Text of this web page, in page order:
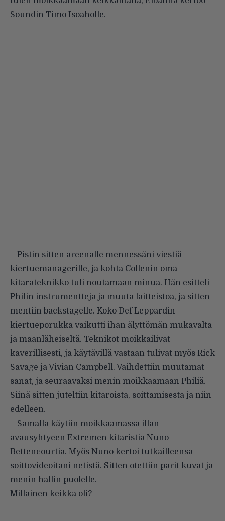
Soundin Timo Isoaholle.
– Pistin sitten areenalle mennessäni viestiä
kiertuemanagerille, ja kohta Collenin oma
kitarateknikko tuli noutamaan minua. Hän esitteli
Philin instrumentteja ja muuta laitteistoa, ja sitten
mentiin backstagelle. Koko Def Leppardin
kiertueporukka vaikutti ihan älyttömän mukavalta
ja maanläheiseltä. Teknikot moikkailivat
kaverillisesti, ja käytävillä vastaan tulivat myös Rick
Savage ja Vivian Campbell. Vaihdettiin muutamat
sanat, ja seuraavaksi menin moikkaamaan Philiä.
Siinä sitten juteltiin kitaroista, soittamisesta ja niin
edelleen.
– Samalla käytiin moikkaamassa illan
avausyhtyeen Extremen kitaristia Nuno
Bettencourtia. Myös Nuno kertoi tutkailleensa
soittovideoitani netistä. Sitten otettiin parit kuvat ja
menin hallin puolelle.
Millainen keikka oli?